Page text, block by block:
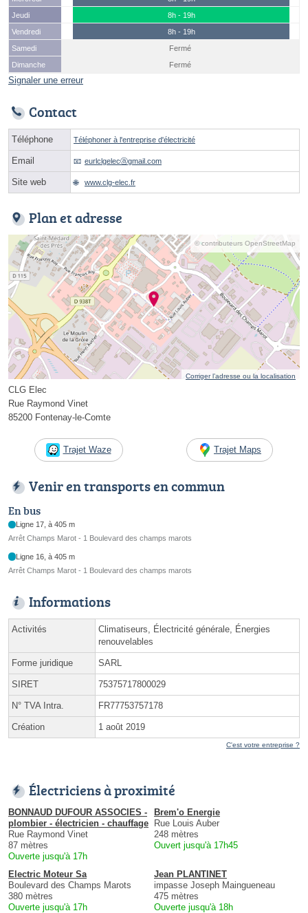
Jeudi
8h - 19h
Vendredi
8h - 19h
Samedi
Fermé
Dimanche
Fermé
Signaler une erreur
Contact
Téléphone Téléphoner à l'entreprise d'électricité
Email eurlclgelecⓐgmail.com
Site web www.clg-elec.fr
Plan et adresse
© contributeurs OpenStreetMap
Corriger l’adresse ou la localisation
CLG Elec
Rue Raymond Vinet
85200 Fontenay-le-Comte
Trajet Waze Trajet Maps
Venir en transports en commun
En bus
Ligne 17, à 405 m
Arrêt Champs Marot - 1 Boulevard des champs marots
Ligne 16, à 405 m
Arrêt Champs Marot - 1 Boulevard des champs marots
Informations
Activités
Climatiseurs, Électricité générale, Énergies
renouvelables
Forme juridique SARL
SIRET 75375717800029
N° TVA Intra. FR77753757178
Création 1 août 2019
C'est votre entreprise ?
Électriciens à proximité
BONNAUD DUFOUR ASSOCIES -
plombier - électricien - chauffage
Rue Raymond Vinet
87 mètres
Ouverte jusqu'à 17h
Brem'o Energie
Rue Louis Auber
248 mètres
Ouvert jusqu'à 17h45
Electric Moteur Sa
Boulevard des Champs Marots
380 mètres
Ouverte jusqu'à 17h
Jean PLANTINET
impasse Joseph Maingueneau
475 mètres
Ouverte jusqu'à 18h